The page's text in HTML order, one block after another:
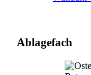
Ablagefach